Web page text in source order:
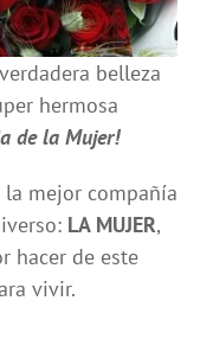
belleza
hermosa
de la Mujer!
mejor compañía
LA MUJER,
hacer de este
vivir.